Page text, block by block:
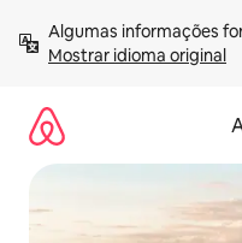
para
Mostrar idioma original